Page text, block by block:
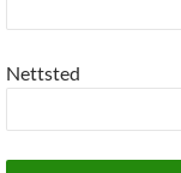
Nettsted